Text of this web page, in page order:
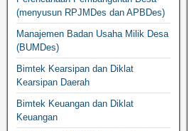
(menyusun RPJMDes dan APBDes)
Manajemen Badan Usaha Milik Desa
(BUMDes)
Bimtek Kearsipan dan Diklat
Kearsipan Daerah
Bimtek Keuangan dan Diklat
Keuangan